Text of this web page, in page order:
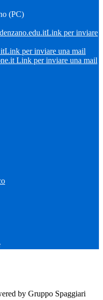
(PC)
Link per inviare
Link per inviare una mail
Link per inviare una mail
by Gruppo Spaggiari